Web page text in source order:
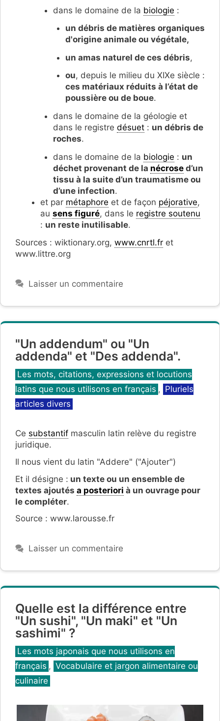
dans le domaine de la biologie :
un débris de matières organiques
d'origine animale ou végétale,
un amas naturel de ces débris,
ou, depuis le milieu du XIXe siècle :
ces matériaux réduits à l’état de
poussière ou de boue.
dans le domaine de la géologie et
dans le registre désuet: un débris de
roches.
dans le domaine de la biologie : un
déchet provenant de la nécrosed’un
tissu à la suite d’un traumatisme ou
d’une infection.
et par métaphore et de façon péjorative,
au sens figuré, dans le registre soutenu
: un reste inutilisable.
Sources : wiktionary.org, www.cnrtl.fr et
www.littre.org
Laisser un commentaire
"Un addendum" ou "Un
addenda" et "Des addenda".
Catégories
Les mots, citations, expressions et locutions
latins que nous utilisons en français , Pluriels
articles divers
Ce substantif masculin latin relève du registre
juridique.
Il nous vient du latin "Addere" ("Ajouter")
Et il désigne : un texte ou un ensemble de
textes ajoutés a posteriori à un ouvrage pour
le compléter.
Source : www.larousse.fr
Laisser un commentaire
Quelle est la différence entre
"Un sushi", "Un maki" et "Un
sashimi" ?
Catégories
Les mots japonais que nous utilisons en
français , Vocabulaire et jargon alimentaire ou
culinaire